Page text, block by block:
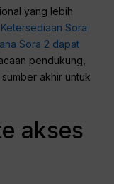
yang lebih
Sora
Sora 2 dapat
pendukung,
akhir untuk
akses